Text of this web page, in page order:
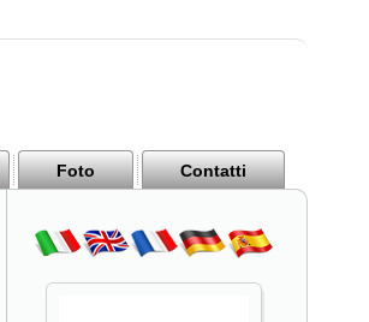
Foto Contatti